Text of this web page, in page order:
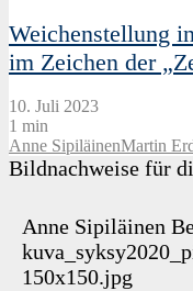
Weichenstellung
im Zeichen der
10. Juli 2023
1 min
Anne SipiläinenMartin
Bildnachweise für
Anne Sipiläinen
150x150.jpg